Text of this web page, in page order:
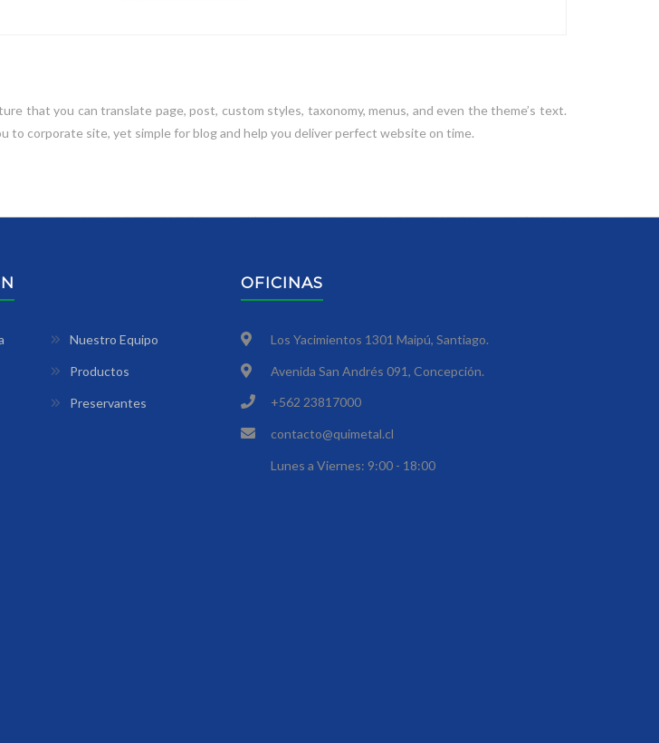
that you can translate page, post, custom styles, taxonomy, menus, and even the theme’s text.
to corporate site, yet simple for blog and help you deliver perfect website on time.
Nuestro Equipo
Productos
Preservantes
OFICINAS
Los Yacimientos 1301 Maipú, Santiago.
Avenida San Andrés 091, Concepción.
+562 23817000
contacto@quimetal.cl
Lunes a Viernes: 9:00 - 18:00